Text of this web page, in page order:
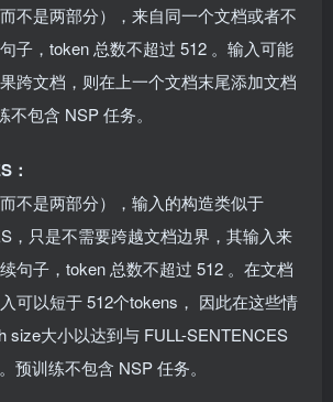
不是两部分），来自同一个文档或者不
子，token 总数不超过 512 。输入可能
跨文档，则在上一个文档末尾添加文档
包含 NSP 任务。
：
不是两部分），输入的构造类似于
，只是不需要跨越文档边界，其输入来
句子，token 总数不超过 512 。在文档
可以短于 512个tokens， 因此在这些情
size大小以达到与 FULL-SENTENCES
预训练不包含 NSP 任务。